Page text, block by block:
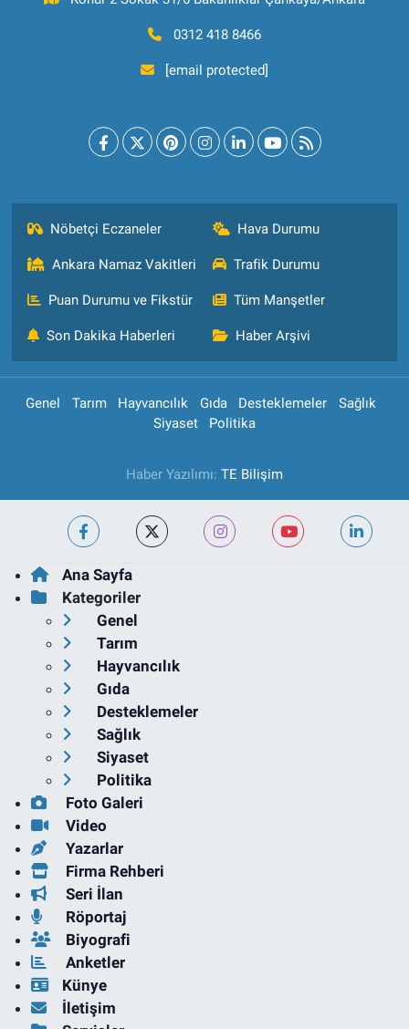
0312 418 8466
[email protected]
Nöbetçi Eczaneler Hava Durumu
Ankara Namaz Vakitleri Trafik Durumu
Puan Durumu ve Fikstür Tüm Manşetler
Son Dakika Haberleri Haber Arşivi
Genel Tarım Hayvancılık Gıda Desteklemeler
Sağlık
Siyaset
Politika
Haber Yazılımı: TE Bilişim
Ana Sayfa
Kategoriler
Genel
Tarım
Hayvancılık
Gıda
Desteklemeler
Sağlık
Siyaset
Politika
Foto Galeri
Video
Yazarlar
Firma Rehberi
Seri İlan
Röportaj
Biyografi
Anketler
Künye
İletişim